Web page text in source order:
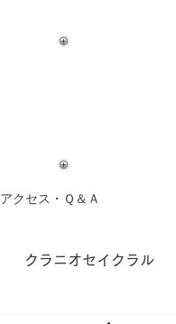
アクセス・Ｑ＆Ａ
クラニオセイクラル